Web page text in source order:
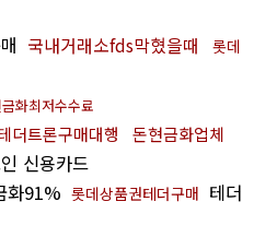
국내거래소fds막혔을때
롯데
화최저수수료
더트론구매대행 돈현금화업체
신용카드
화91% 롯데상품권테더구매 테더